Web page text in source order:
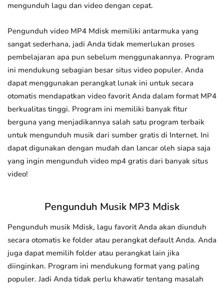
mengunduh lagu dan video dengan cepat.
Pengunduh video MP4 Mdisk memiliki antarmuka yang
sangat sederhana, jadi Anda tidak memerlukan proses
pembelajaran apa pun sebelum menggunakannya. Program
ini mendukung sebagian besar situs video populer. Anda
dapat menggunakan perangkat lunak ini untuk secara
otomatis mendapatkan video favorit Anda dalam format MP4
berkualitas tinggi. Program ini memiliki banyak fitur
berguna yang menjadikannya salah satu program terbaik
untuk mengunduh musik dari sumber gratis di Internet. Ini
dapat digunakan dengan mudah dan lancar oleh siapa saja
yang ingin mengunduh video mp4 gratis dari banyak situs
video!
Pengunduh Musik MP3 Mdisk
Pengunduh musik Mdisk, lagu favorit Anda akan diunduh
secara otomatis ke folder atau perangkat default Anda. Anda
juga dapat memilih folder atau perangkat lain jika
diinginkan. Program ini mendukung format yang paling
populer. Jadi Anda tidak perlu khawatir tentang masalah